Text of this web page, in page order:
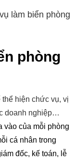
làm biển phòng
phòng
hiện chức vụ, vị
doanh nghiệp…
vào của mỗi phòng
cá nhân trong
đốc, kế toán, lễ